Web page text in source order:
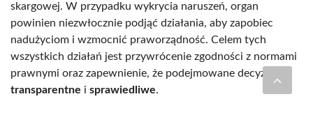
skargowej. W przypadku wykrycia naruszeń, organ
powinien niezwłocznie podjąć działania, aby zapobiec
nadużyciom i wzmocnić praworządność. Celem tych
wszystkich działań jest przywrócenie zgodności z normami
prawnymi oraz zapewnienie, że podejmowane decyzje są
transparentne i sprawiedliwe.